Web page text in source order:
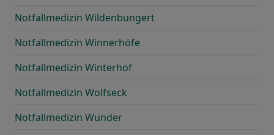
Notfallmedizin Wildenbungert
Notfallmedizin Winnerhöfe
Notfallmedizin Winterhof
Notfallmedizin Wolfseck
Notfallmedizin Wunder